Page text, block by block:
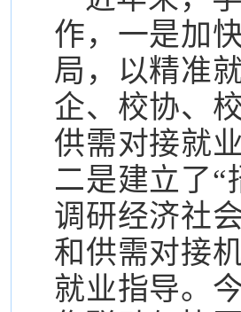
作，一是加
局，以精准
企、校协、
供需对接就
二是建立了“
调研经济社
和供需对接
就业指导。